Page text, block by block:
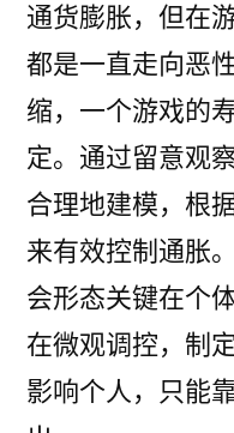
通货膨胀，但在
都是一直走向恶
缩，一个游戏的
定。通过留意观
合理地建模，根
来有效控制通胀
会形态关键在个
在微观调控，制
影响个人，只能